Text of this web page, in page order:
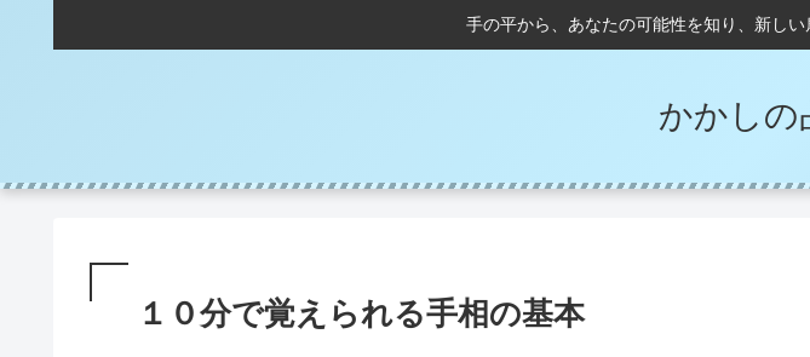
手の平から、あなたの可能性を知り、新
かかしの
１０分で覚えられる手相の基本